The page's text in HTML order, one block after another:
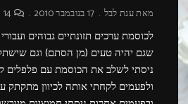
מאתענת לבל 17 בנובמבר 2010
לכוסמת ערכים תזונתיים גבוהים
שגם יהיה טעים (מן הסתם) וגם
ניסתי לשלב את הכוסמת עם פלפלים
ולפעמים לקחתי אותה לכיוון מתקתק